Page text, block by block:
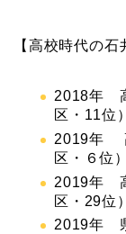
【高校時代の石
2018年
区・11位
2019年
区・６位
2019年
区・29位）
2019年